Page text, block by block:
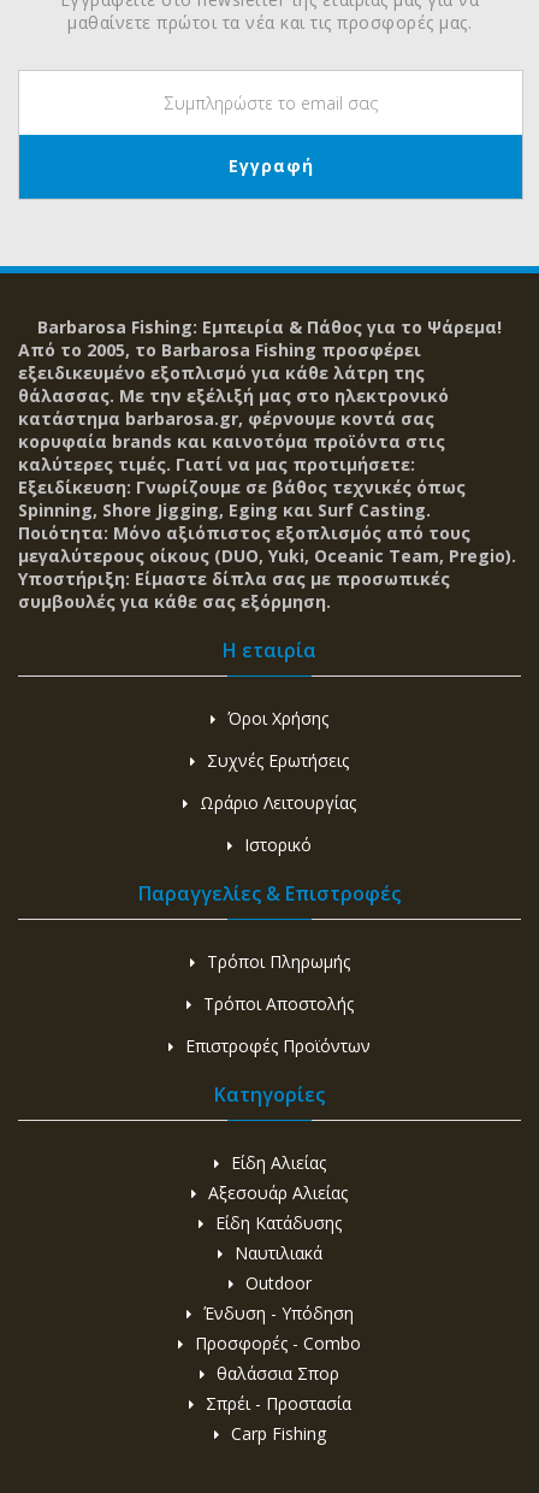
μαθαίνετε πρώτοι τα νέα και τις προσφορές μας.
Barbarosa Fishing: Εμπειρία & Πάθος για το Ψάρεμα!
Από το 2005, το Barbarosa Fishing προσφέρει
εξειδικευμένο εξοπλισμό για κάθε λάτρη της
θάλασσας. Με την εξέλιξή μας στο ηλεκτρονικό
κατάστημα barbarosa.gr, φέρνουμε κοντά σας
κορυφαία brands και καινοτόμα προϊόντα στις
καλύτερες τιμές. Γιατί να μας προτιμήσετε:
Εξειδίκευση: Γνωρίζουμε σε βάθος τεχνικές όπως
Spinning, Shore Jigging, Eging και Surf Casting.
Ποιότητα: Μόνο αξιόπιστος εξοπλισμός από τους
μεγαλύτερους οίκους (DUO, Yuki, Oceanic Team, Pregio).
Υποστήριξη: Είμαστε δίπλα σας με προσωπικές
συμβουλές για κάθε σας εξόρμηση.
Η εταιρία
Όροι Χρήσης
Συχνές Ερωτήσεις
Ωράριο Λειτουργίας
Ιστορικό
Παραγγελίες & Επιστροφές
Τρόποι Πληρωμής
Τρόποι Αποστολής
Επιστροφές Προϊόντων
Κατηγορίες
Είδη Αλιείας
Αξεσουάρ Αλιείας
Είδη Κατάδυσης
Ναυτιλιακά
Outdoor
Ένδυση - Υπόδηση
Προσφορές - Combo
θαλάσσια Σπορ
Σπρέι - Προστασία
Carp Fishing